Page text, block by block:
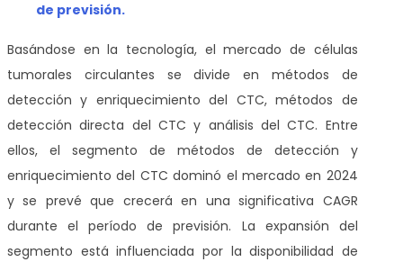
de previsión.
Basándose en la tecnología, el mercado de células
tumorales circulantes se divide en métodos de
detección y enriquecimiento del CTC, métodos de
detección directa del CTC y análisis del CTC. Entre
ellos, el segmento de métodos de detección y
enriquecimiento del CTC dominó el mercado en 2024
y se prevé que crecerá en una significativa CAGR
durante el período de previsión. La expansión del
segmento está influenciada por la disponibilidad de